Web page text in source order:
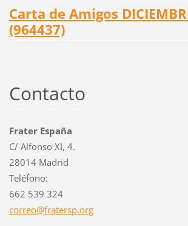
Carta de Amigos
(964437)
Contacto
Frater España
C/ Alfonso XI, 4.
28014 Madrid
Teléfono:
662 539 324
correo@fratersp.org